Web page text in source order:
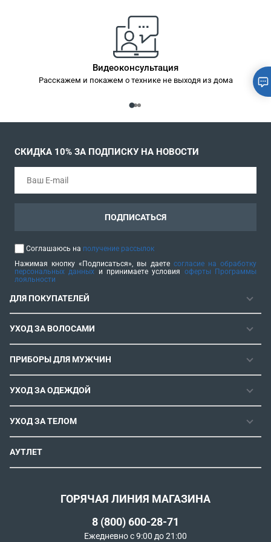
Видеоконсультация
Расскажем и покажем о технике не выходя из дома
ДЛЯ ПОКУПАТЕЛЕЙ
ГАРАНТИЯ
РЕМОНТОПРИГОДНОСТЬ
ИНСТРУКЦИИ И FAQ
КОНТАКТЫ И РЕКВИЗИТЫ
СПОСОБЫ ОПЛАТЫ
УСЛОВИЯ ДОСТАВКИ
ОБМЕН И ВОЗВРАТ
РЕКОМЕНДАТЕЛЬНЫЕ ТЕХНОЛОГИИ
УХОД ЗА ВОЛОСАМИ
ФЕНЫ
ФЕН-ЩЕТКИ
СТАЙЛЕРЫ
ВОССТАНОВЛЕНИЕ ВОЛОС
ULTIMATE EXPERIENCE
ROWENTA X KARL LAGERFELD
ПРИБОРЫ ДЛЯ МУЖЧИН
МАШИНКИ ДЛЯ СТРИЖКИ
ТРИММЕРЫ
УХОД ЗА ОДЕЖДОЙ
ПАРОГЕНЕРАТОРЫ
УТЮГИ
УХОД ЗА ТЕЛОМ
ЭПИЛЯТОРЫ
АУТЛЕТ
СКИДКА 10% ЗА ПОДПИСКУ НА НОВОСТИ
ПОДПИСАТЬСЯ
Соглашаюсь на получение рассылок
Нажимая кнопку «Подписаться», вы даете согласие на обработку
персональных данных и принимаете условия оферты Программы
лояльности
ГОРЯЧАЯ ЛИНИЯ МАГАЗИНА
8 (800) 600-28-71
Ежедневно с 9:00 до 21:00